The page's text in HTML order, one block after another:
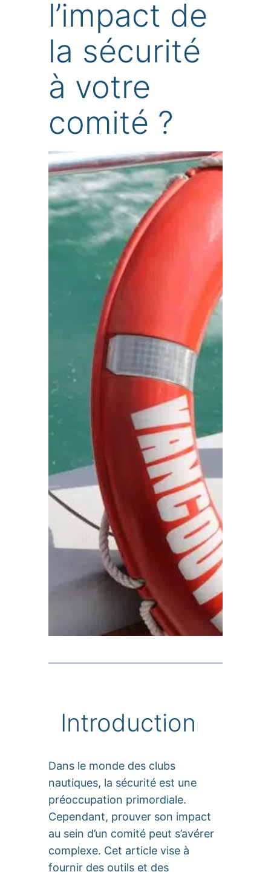
l’impact de
la sécurité
à votre
comité ?
Introduction
Dans le monde des clubs
nautiques, la sécurité est une
préoccupation primordiale.
Cependant, prouver son impact
au sein d’un comité peut s’avérer
complexe. Cet article vise à
fournir des outils et des